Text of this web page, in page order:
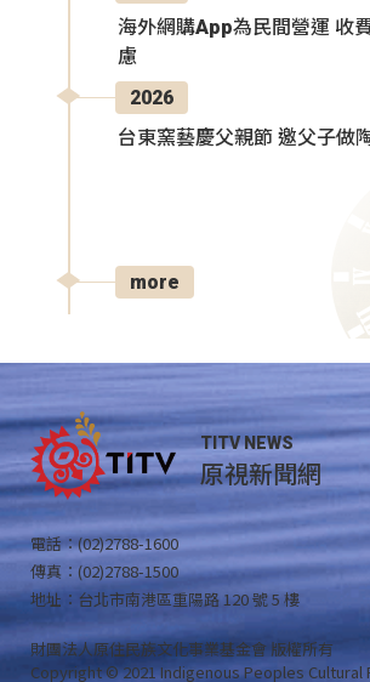
海外網購App為民間營運 收
慮
2026
台東窯藝慶父親節 邀父子做
more
TITV NEWS
原視新聞網
電話：(02)2788-1600
傳真：(02)2788-1500
地址：台北市南港區重陽路 120 號 5 樓
財團法人原住民族文化事業基金會 版權所有
Copyright © 2021 Indigenous Peoples Cultural